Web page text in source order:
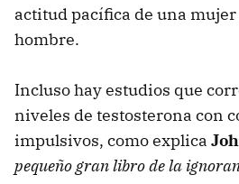
actitud pacífica de una
hombre.
Incluso hay estudios que
niveles de testosterona con
impulsivos, como explica
pequeño gran libro de la